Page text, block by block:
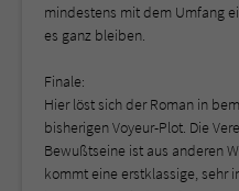
mindestens mit dem Umfang
es ganz bleiben.
Finale:
Hier löst sich der Roman in
bisherigen Voyeur-Plot. Die
Bewußtseine ist aus anderen
kommt eine erstklassige, sehr